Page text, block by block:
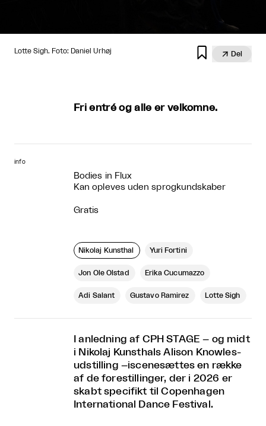
Lotte Sigh. Foto: Daniel Urhøj   Del
Fri entré og alle er velkomne.
info
Bodies in Flux
Kan opleves uden sprogkundskaber
Gratis
Nikolaj Kunsthal Yuri Fortini
Jon Ole Olstad Erika Cucumazzo
Adi Salant Gustavo Ramirez Lotte Sigh
I anledning af CPH STAGE – og midt
i Nikolaj Kunsthals Alison Knowles-
udstilling –iscenesættes en række
af de forestillinger, der i 2026 er
skabt specifikt til Copenhagen
International Dance Festival.